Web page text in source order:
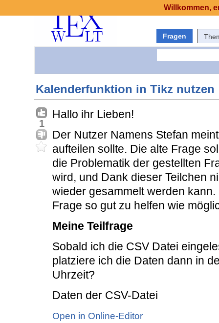
Fragen
Kalenderfunktion in Tikz nutzen
1
Hallo ihr Lieben!
Der Nutzer Namens Stefan
aufteilen sollte. Die alte Frage
die Problematik der gestellten
wird, und Dank dieser Teilchen
wieder gesammelt werden
Frage so gut zu helfen wie
Meine Teilfrage
Sobald ich die CSV Datei
platziere ich die Daten dann in
Uhrzeit?
Daten der CSV-Datei
Open in Online-Editor
Willkommen,